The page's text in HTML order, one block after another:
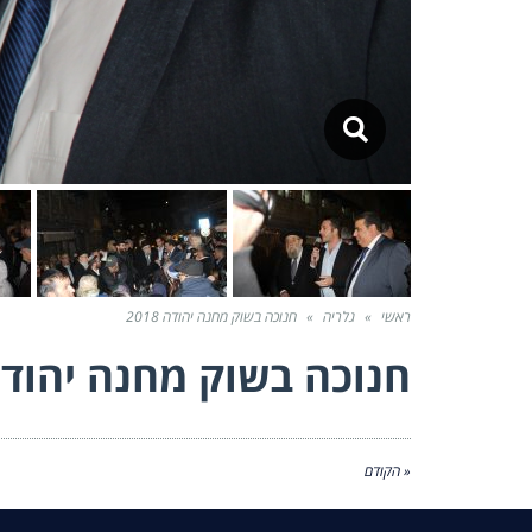
ראשי » גלריה » חנוכה בשוק מחנה יהודה 2018
חנוכה בשוק מחנה יהודה
« הקודם